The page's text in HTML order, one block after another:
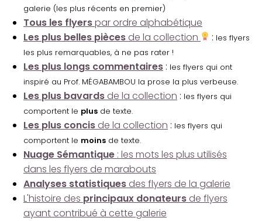
galerie (les plus récents en premier)
Tous les flyerspar ordre alphabétique
Les plus belles pièces de la collection : les flyers
les plus remarquables, à ne pas rater !
Les plus longs commentaires : les flyers qui ont
inspiré au Prof. MÉGABAMBOU la prose la plus verbeuse.
Les plus bavards de la collection : les flyers qui
comportent le plus de texte.
Les plus concis de la collection : les flyers qui
comportent le moins de texte.
Nuage Sémantique : les mots les plus utilisés
dans les flyers de marabouts
Analyses statistiques des flyers de la galerie
L'histoire des principaux donateurs de flyers
ayant contribué à cette galerie